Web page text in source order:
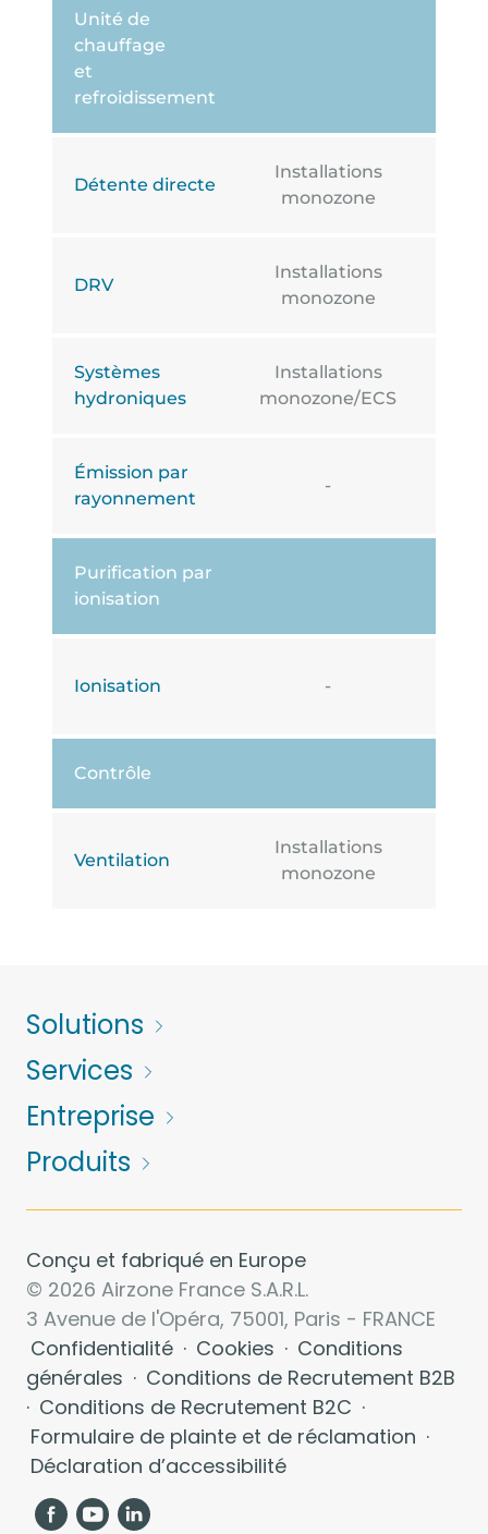
Unité de
chauffage
et
refroidissement
Détente directe
Installations
monozone
DRV
Installations
monozone
Systèmes
hydroniques
Installations
monozone/ECS
Émission par
rayonnement
-
Purification par
ionisation
Ionisation -
Contrôle
Ventilation
Installations
monozone
Solutions
Services
Entreprise
Produits
Conçu et fabriqué en Europe
© 2026 Airzone France S.A.R.L.
3 Avenue de l'Opéra, 75001, Paris - FRANCE
Confidentialité · Cookies · Conditions
générales · Conditions de Recrutement B2B
· Conditions de Recrutement B2C ·
Formulaire de plainte et de réclamation ·
Déclaration d’accessibilité